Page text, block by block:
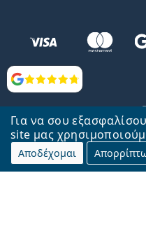
Για να σου
site μας
Αποδέχομαι
Αξιολογήσεις
Επιστροφή στην